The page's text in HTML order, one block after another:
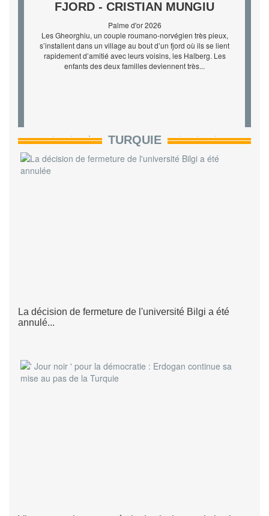
EL SER QUERIDO - RODRIGO
SOROGOYEN
Réalisateur mondialement célèbre, Esteban Martínez revient
en Espagne pour tourner son nouveau film. Il en offre le rôle
principal à une jeune actrice inconnue : sa fille, qu’il n’a pas
vue depuis treize ans. La jeune femme accepte cette incroy...
TURQUIE
La décision de fermeture de l'université Bilgi a été
annulé...